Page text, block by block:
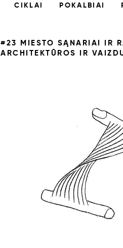
CIKLAI POKALBIAI
#23 MIESTO SĄNARIAI IR
ARCHITEKTŪROS IR